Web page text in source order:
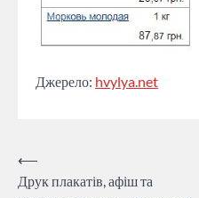
Джерело: hvylya.net
Навігація
записів
⟵
Друк плакатів, афіш та